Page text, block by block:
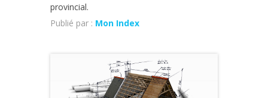
provincial.
Publié par : Mon Index